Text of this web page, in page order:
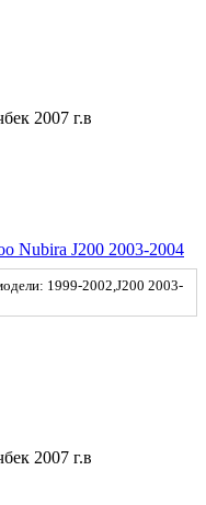
2007 г.в
Nubira J200 2003-2004
1999-2002,J200 2003-
2007 г.в